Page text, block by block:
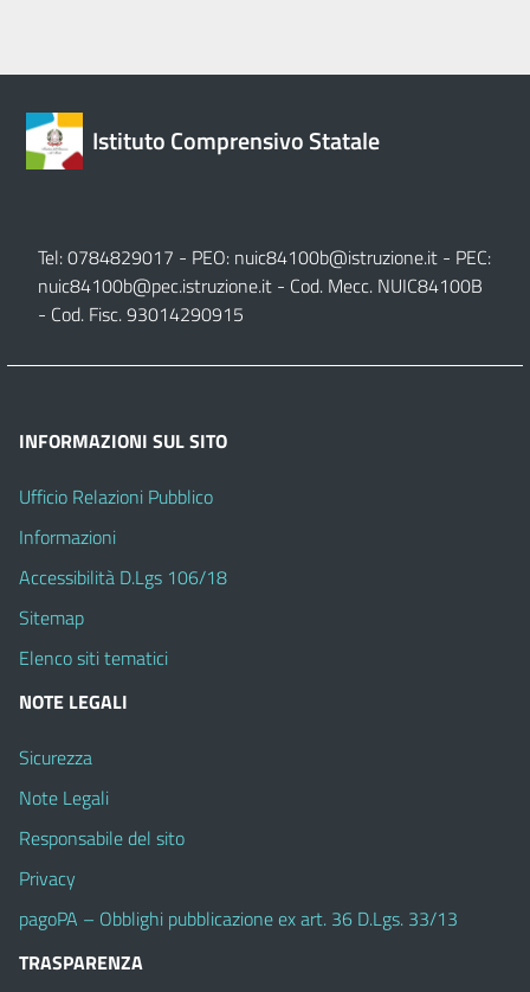
Istituto Comprensivo Statale
Tel: 0784829017 - PEO: nuic84100b@istruzione.it - PEC:
nuic84100b@pec.istruzione.it - Cod. Mecc. NUIC84100B
- Cod. Fisc. 93014290915
INFORMAZIONI SUL SITO
Ufficio Relazioni Pubblico
Informazioni
Accessibilità D.Lgs 106/18
Sitemap
Elenco siti tematici
NOTE LEGALI
Sicurezza
Note Legali
Responsabile del sito
Privacy
pagoPA – Obblighi pubblicazione ex art. 36 D.Lgs. 33/13
TRASPARENZA